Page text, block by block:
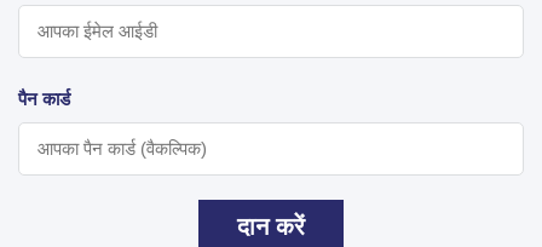
पैन कार्ड
दान करें